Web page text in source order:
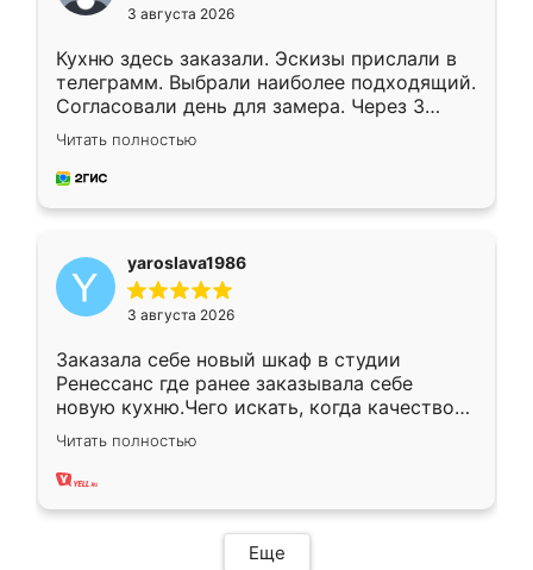
3 августа 2026
Кухню здесь заказали. Эскизы прислали в
телеграмм. Выбрали наиболее подходящий.
Согласовали день для замера. Через 3
недели кухня была уже готова. Остались
довольны работой. Спасибо Ренессанс
мебель за качественную работу!
Читать полностью
yaroslava1986
3 августа 2026
Заказала себе новый шкаф в студии
Ренессанс где ранее заказывала себе
новую кухню.Чего искать, когда качеством
вполне довольна. Служит кухня уже почти
два года, нареканий нет.
Читать полностью
Еще